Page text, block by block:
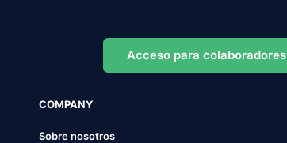
Acceso para colaboradores
COMPANY
Sobre nosotros